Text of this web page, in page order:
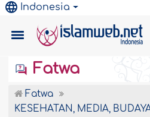
Indonesia
Fatwa
Fatwa
KESEHATAN, MEDIA,